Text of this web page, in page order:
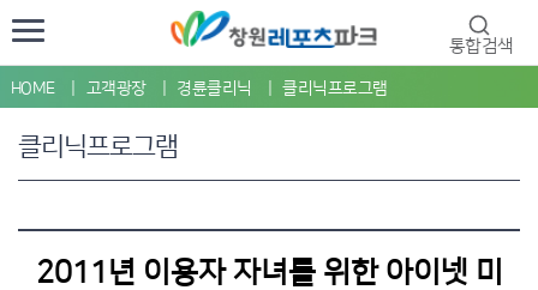
통합검색
HOME 고객광장 경륜클리닉 클리닉프로그램
클리닉프로그램
2011년 이용자 자녀를 위한 아이넷 미